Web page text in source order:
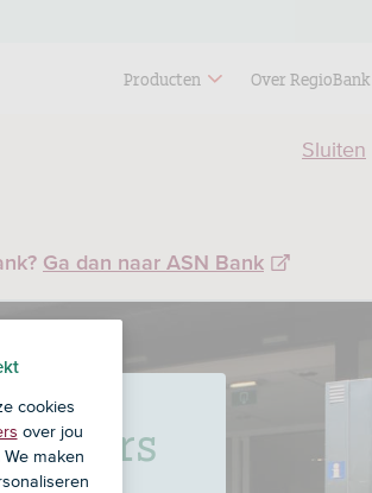
Ga dan naar ASN Bank
Sluiten
Producten Over RegioBank
cookies
over jou
maken